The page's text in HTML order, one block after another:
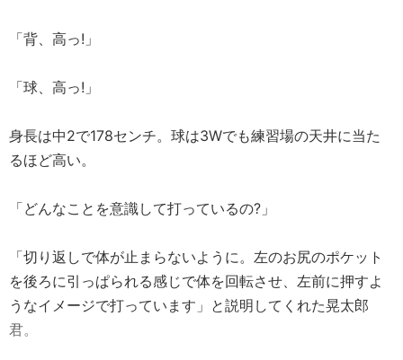
「背、高っ!」
「球、高っ!」
身長は中2で178センチ。球は3Wでも練習場の天井に当た
るほど高い。
「どんなことを意識して打っているの?」
「切り返しで体が止まらないように。左のお尻のポケット
を後ろに引っぱられる感じで体を回転させ、左前に押すよ
うなイメージで打っています」と説明してくれた晃太郎
君。